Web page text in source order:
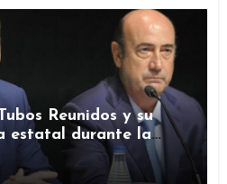
Reunidos y su
estatal durante la